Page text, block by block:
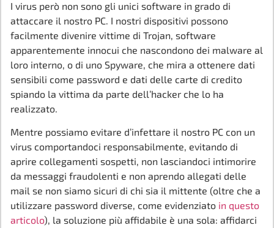
I virus però non sono gli unici software in grado di
attaccare il nostro PC. I nostri dispositivi possono
facilmente divenire vittime di Trojan, software
apparentemente innocui che nascondono dei malware al
loro interno, o di uno Spyware, che mira a ottenere dati
sensibili come password e dati delle carte di credito
spiando la vittima da parte dell’hacker che lo ha
realizzato.
Mentre possiamo evitare d’infettare il nostro PC con un
virus comportandoci responsabilmente, evitando di
aprire collegamenti sospetti, non lasciandoci intimorire
da messaggi fraudolenti e non aprendo allegati delle
mail se non siamo sicuri di chi sia il mittente (oltre che a
utilizzare password diverse, come evidenziato in questo
articolo), la soluzione più affidabile è una sola: affidarci